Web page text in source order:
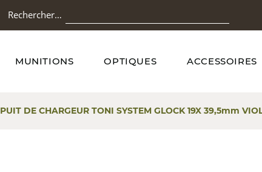
Rechercher…
MUNITIONS OPTIQUES ACCESSOIRES
PUIT DE CHARGEUR TONI SYSTEM GLOCK 19X 39,5mm